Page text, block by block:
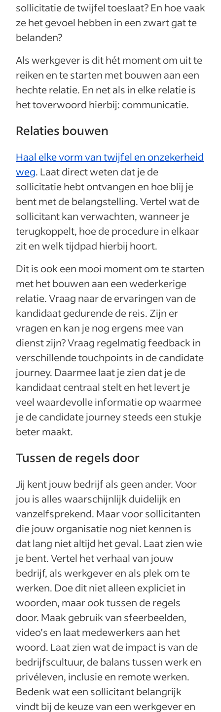
sollicitatie de twijfel toeslaat? En hoe vaak
ze het gevoel hebben in een zwart gat te
belanden?
Als werkgever is dit hét moment om uit te
reiken en te starten met bouwen aan een
hechte relatie. En net als in elke relatie is
het toverwoord hierbij: communicatie.
Relaties bouwen
Haal elke vorm van twijfel en onzekerheid
weg. Laat direct weten dat je de
sollicitatie hebt ontvangen en hoe blij je
bent met de belangstelling. Vertel wat de
sollicitant kan verwachten, wanneer je
terugkoppelt, hoe de procedure in elkaar
zit en welk tijdpad hierbij hoort.
Dit is ook een mooi moment om te starten
met het bouwen aan een wederkerige
relatie. Vraag naar de ervaringen van de
kandidaat gedurende de reis. Zijn er
vragen en kan je nog ergens mee van
dienst zijn? Vraag regelmatig feedback in
verschillende touchpoints in de candidate
journey. Daarmee laat je zien dat je de
kandidaat centraal stelt en het levert je
veel waardevolle informatie op waarmee
je de candidate journey steeds een stukje
beter maakt.
Tussen de regels door
Jij kent jouw bedrijf als geen ander. Voor
jou is alles waarschijnlijk duidelijk en
vanzelfsprekend. Maar voor sollicitanten
die jouw organisatie nog niet kennen is
dat lang niet altijd het geval. Laat zien wie
je bent. Vertel het verhaal van jouw
bedrijf, als werkgever en als plek om te
werken. Doe dit niet alleen expliciet in
woorden, maar ook tussen de regels
door. Maak gebruik van sfeerbeelden,
video’s en laat medewerkers aan het
woord. Laat zien wat de impact is van de
bedrijfscultuur, de balans tussen werk en
privéleven, inclusie en remote werken.
Bedenk wat een sollicitant belangrijk
vindt bij de keuze van een werkgever en